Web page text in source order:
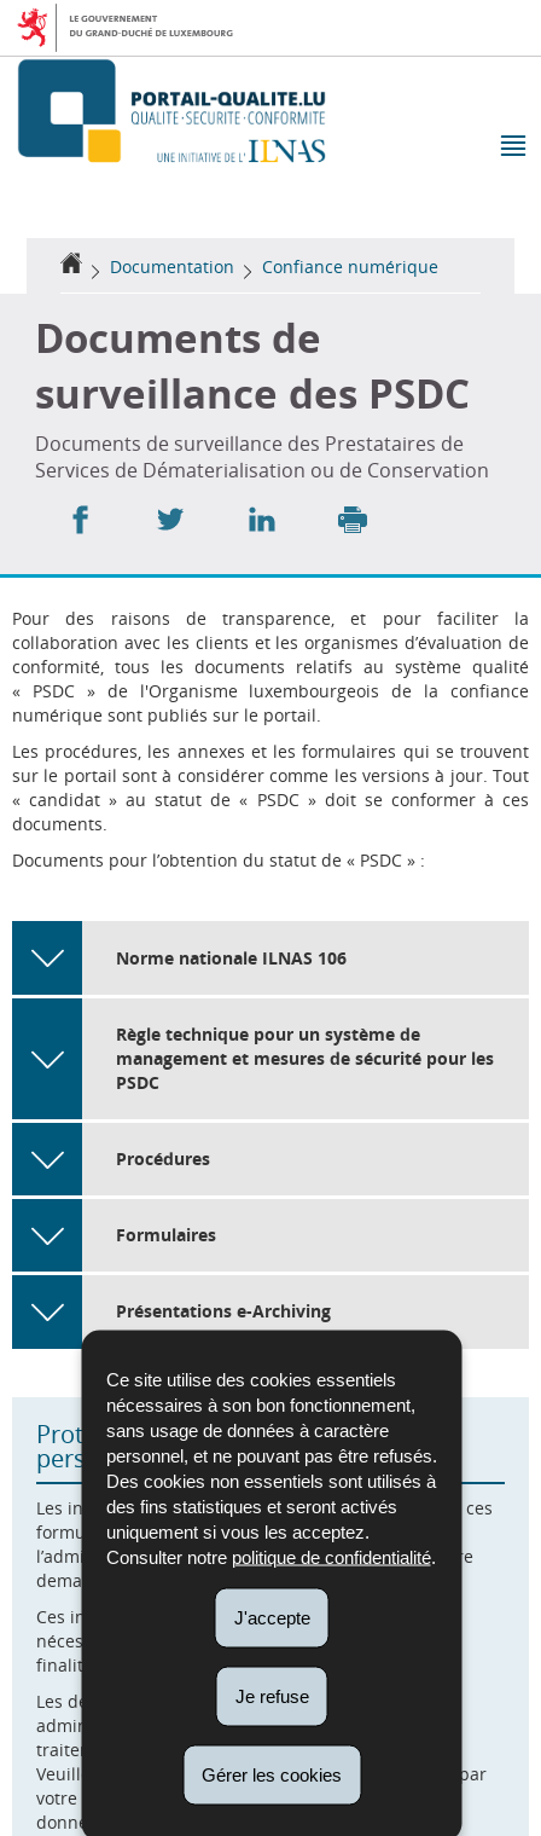
Ce site utilise des cookies essentiels
nécessaires à son bon fonctionnement,
sans usage de données à caractère
personnel, et ne pouvant pas être refusés.
Des cookies non essentiels sont utilisés à
des fins statistiques et seront activés
uniquement si vous les acceptez.
Consulter notre politique de confidentialité.
J'accepte
Je refuse
Gérer les cookies
Aller
la
Aller
contenu
Accueil
Documentation Confiance numérique
Documents de
surveillance des PSDC
Documents de surveillance des Prestataires de
Services de Dématerialisation ou de Conservation
Partager
Partager
Partager
Pour des raisons de transparence, et pour faciliter la
collaboration avec les clients et les organismes d’évaluation de
conformité, tous les documents relatifs au système qualité
« PSDC » de l'Organisme luxembourgeois de la confiance
numérique sont publiés sur le portail.
Les procédures, les annexes et les formulaires qui se trouvent
sur le portail sont à considérer comme les versions à jour. Tout
« candidat » au statut de « PSDC » doit se conformer à ces
documents.
Documents pour l’obtention du statut de « PSDC » :
Norme nationale ILNAS 106
Règle technique pour un système de
management et mesures de sécurité pour les
PSDC
Procédures
Formulaires
Présentations e-Archiving
Protection des données à caractère
personnel
Les informations qui vous concernent recueillies sur ces
formulaires font l’objet d’un traitement par
l’administration concernée afin de mener à bien votre
demande.
Ces informations sont conservées pour la durée
nécessaire par l’administration à la réalisation de la
finalité du traitement
Les destinataires de vos données sont les
administrations compétentes dans le cadre du
traitement de votre demande.
Veuillez-vous adresser à l’administration concernée par
votre demande pour connaître les destinataires des
données figurant sur ce formulaire.